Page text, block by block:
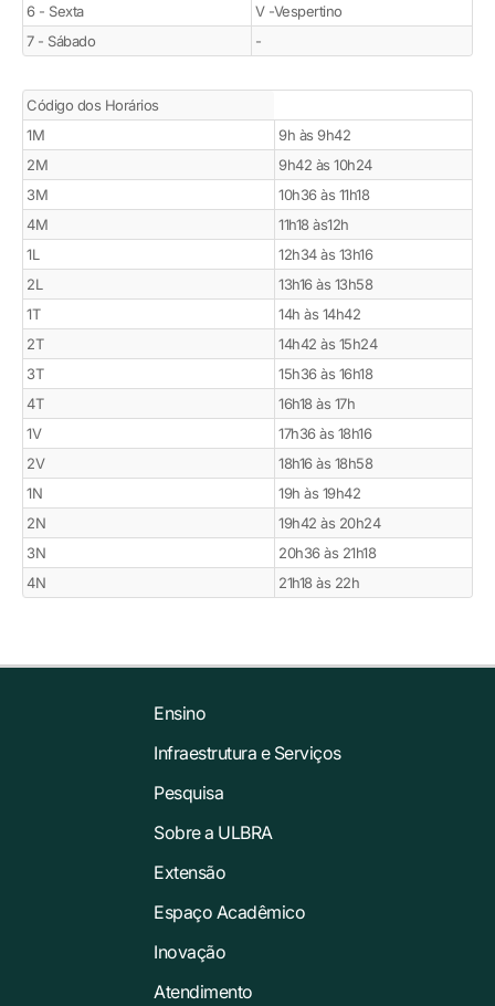
6 - Sexta
V -Vespertino
7 - Sábado
-
Código dos Horários
1M
9h às 9h42
2M
9h42 às 10h24
3M
10h36 às 11h18
4M
11h18 às12h
1L
12h34 às 13h16
2L
13h16 às 13h58
1T
14h às 14h42
2T
14h42 às 15h24
3T
15h36 às 16h18
4T
16h18 às 17h
1V
17h36 às 18h16
2V
18h16 às 18h58
1N
19h às 19h42
2N
19h42 às 20h24
3N
20h36 às 21h18
4N
21h18 às 22h
Ensino
Infraestrutura e Serviços
Pesquisa
Sobre a ULBRA
Extensão
Espaço Acadêmico
Inovação
Atendimento